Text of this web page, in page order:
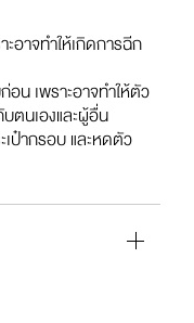
อาจทำให้เกิดการฉีก
อน เพราะอาจทำให้ตัว
ตนเองและผู้อื่น
เป๋ากรอบ และหดตัว